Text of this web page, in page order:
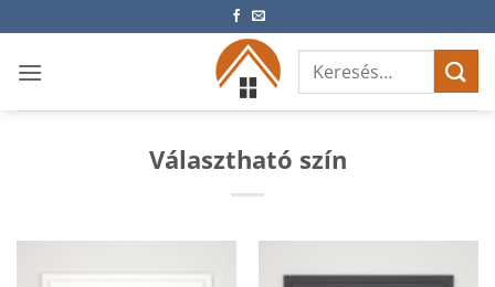
to
content
Keresés
következőre:
Választható szín